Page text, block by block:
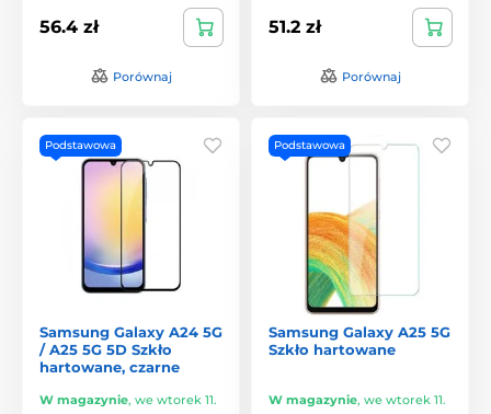
56.4 zł
Porównaj
51.2 zł
Porównaj
Podstawowa
Samsung Galaxy A24 5G
/ A25 5G 5D Szkło
hartowane, czarne
W magazynie, we wtorek 11.
Podstawowa
Samsung Galaxy A25 5G
Szkło hartowane
W magazynie, we wtorek 11.